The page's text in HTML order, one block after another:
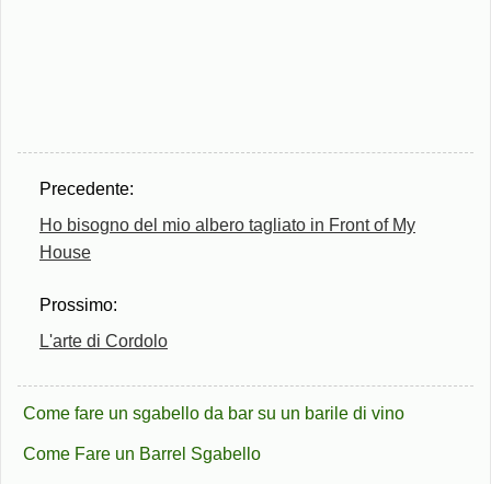
Precedente:
Ho bisogno del mio albero tagliato in Front of My
House
Prossimo:
L'arte di Cordolo
Come fare un sgabello da bar su un barile di vino
Come Fare un Barrel Sgabello